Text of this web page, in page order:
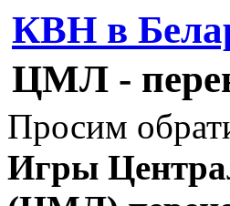
КВН в
ЦМЛ -
Просим
Игры